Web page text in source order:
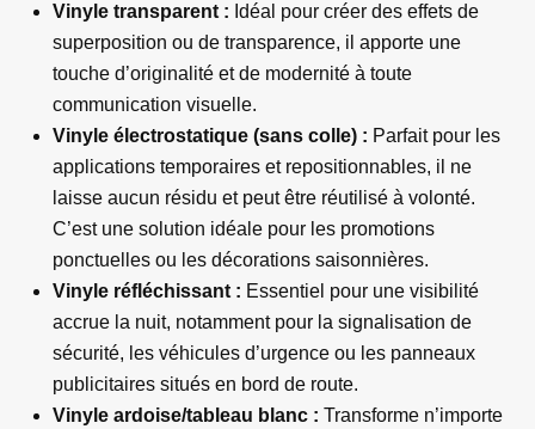
Vinyle transparent : Idéal pour créer des effets de
superposition ou de transparence, il apporte une
touche d’originalité et de modernité à toute
communication visuelle.
Vinyle électrostatique (sans colle) : Parfait pour les
applications temporaires et repositionnables, il ne
laisse aucun résidu et peut être réutilisé à volonté.
C’est une solution idéale pour les promotions
ponctuelles ou les décorations saisonnières.
Vinyle réfléchissant : Essentiel pour une visibilité
accrue la nuit, notamment pour la signalisation de
sécurité, les véhicules d’urgence ou les panneaux
publicitaires situés en bord de route.
Vinyle ardoise/tableau blanc : Transforme n’importe